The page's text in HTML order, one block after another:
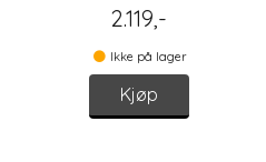
2.119,-
Ikke på lager
Kjøp